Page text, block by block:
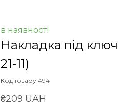
в наявності
Накладка під
21-11)
Код товару 494
₴209 UAH